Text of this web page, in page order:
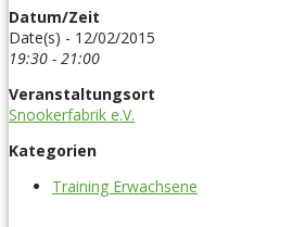
Datum/Zeit
Date(s) - 12/02/2015
19:30 - 21:00
Veranstaltungsort
Snookerfabrik e.V.
Kategorien
Training Erwachsene